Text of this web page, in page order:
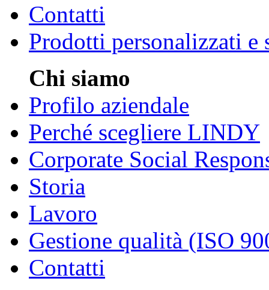
Contatti
Prodotti personalizzati e
Chi siamo
Profilo aziendale
Perché scegliere LINDY
Corporate Social
Storia
Lavoro
Gestione qualità (ISO
Contatti